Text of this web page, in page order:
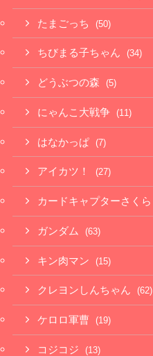
たまごっち (50)
ちびまる子ちゃん (34)
どうぶつの森 (5)
にゃんこ大戦争 (11)
はなかっぱ (7)
アイカツ！ (27)
カードキャプターさくら
ガンダム (63)
キン肉マン (15)
クレヨンしんちゃん (62)
ケロロ軍曹 (19)
コジコジ (13)